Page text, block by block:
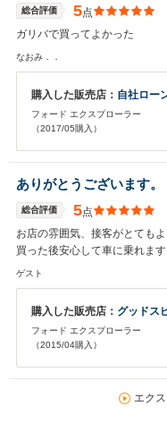
総合評価 5点
ガリバで買ってよかった
なおみ．．
購入した販売店： 自社ロー
フォード エクスプローラー
（2017/05購入）
ありがとうございます。
総合評価 5点
お店の雰囲気、接客がとても
買った後安心して車に乗れます
ゲスト
購入した販売店： グッドス
フォード エクスプローラー
（2015/04購入）
エク